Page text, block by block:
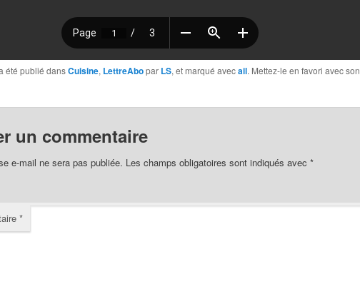
été publié dansCuisine, LettreAbopar LS, et marqué avecail. Mettez-le en favori avec son
un commentaire
e-mail ne sera pas publiée. Les champs obligatoires sont indiqués avec *
*